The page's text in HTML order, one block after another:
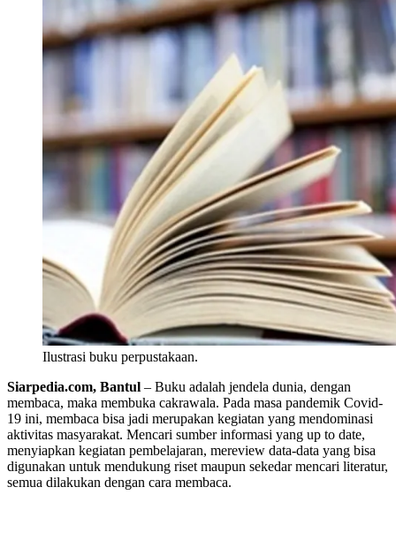
Ilustrasi buku perpustakaan.
Siarpedia.com, Bantul – Buku adalah jendela dunia, dengan
membaca, maka membuka cakrawala. Pada masa pandemik Covid-
19 ini, membaca bisa jadi merupakan kegiatan yang mendominasi
aktivitas masyarakat. Mencari sumber informasi yang up to date,
menyiapkan kegiatan pembelajaran, mereview data-data yang bisa
digunakan untuk mendukung riset maupun sekedar mencari literatur,
semua dilakukan dengan cara membaca.